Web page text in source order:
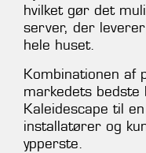
hvilket gør det
server, der
hele huset.
Kombinationen af
markedets bedste
Kaleidescape til
installatører og
ypperste.